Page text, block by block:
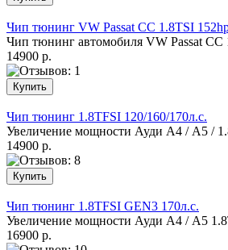
Чип тюнинг VW Passat CC 1.8TSI
Чип тюнинг автомобиля VW Passat CC
14900 р.
Чип тюнинг 1.8TFSI 120/160/170л.с.
Увеличение мощности Ауди А4 / А5 /
14900 р.
Чип тюнинг 1.8TFSI GEN3 170л.с.
Увеличение мощности Ауди А4 / А5
16900 р.